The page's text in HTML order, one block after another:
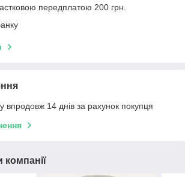
передплатою 200 грн.
впродовж 14 днів за рахунок покупця
компанії